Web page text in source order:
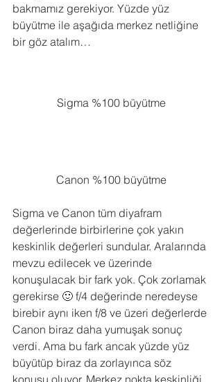
bakmamız gerekiyor. Yüzde yüz
büyütme ile aşağıda merkez netliğine
bir göz atalım…
Sigma %100 büyütme
Canon %100 büyütme
Sigma ve Canon tüm diyafram
değerlerinde birbirlerine çok yakın
keskinlik değerleri sundular. Aralarında
mevzu edilecek ve üzerinde
konuşulacak bir fark yok. Çok zorlamak
gerekirse 🙂 f/4 değerinde neredeyse
birebir aynı iken f/8 ve üzeri değerlerde
Canon biraz daha yumuşak sonuç
verdi. Ama bu fark ancak yüzde yüz
büyütüp biraz da zorlayınca söz